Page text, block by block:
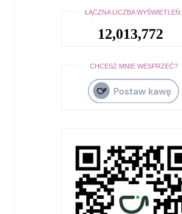
ŁĄCZNA LICZBA WYŚWIETLEŃ:
12,013,772
CHCESZ MNIE WESPRZEĆ?